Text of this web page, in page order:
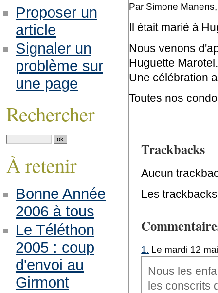
Par Simone
Il était marié à
Nous venons
Huguette
Une célébration
Toutes nos
Trackbacks
Aucun
Les
1. Le mardi 12
Nous les
les conscrits
Proposer un
article
Signaler un
problème sur
une page
Rechercher
À retenir
Bonne Année
2006 à tous
Le Téléthon
2005 : coup
d'envoi au
Girmont